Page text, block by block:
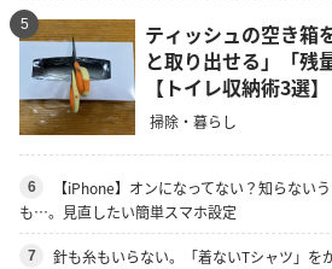
5
ティッシュの空き箱
と取り出せる」「残
【トイレ収納術3選】
掃除・暮らし
6
【iPhone】オンになってない？知らない
も…。見直したい簡単スマホ設定
7
針も糸もいらない。「着ないTシャツ」